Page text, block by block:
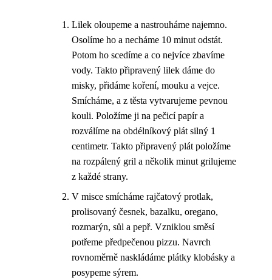
Lilek oloupeme a nastrouháme najemno.
Osolíme ho a necháme 10 minut odstát.
Potom ho scedíme a co nejvíce zbavíme
vody. Takto připravený lilek dáme do
misky, přidáme koření, mouku a vejce.
Smícháme, a z těsta vytvarujeme pevnou
kouli. Položíme ji na pečicí papír a
rozválíme na obdélníkový plát silný 1
centimetr. Takto připravený plát položíme
na rozpálený gril a několik minut grilujeme
z každé strany.
V misce smícháme rajčatový protlak,
prolisovaný česnek, bazalku, oregano,
rozmarýn, sůl a pepř. Vzniklou směsí
potřeme předpečenou pizzu. Navrch
rovnoměrně naskládáme plátky klobásky a
posypeme sýrem.